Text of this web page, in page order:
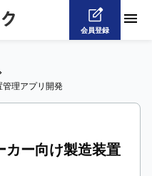
会員登録
管理アプリ開発
カー向け製造装置